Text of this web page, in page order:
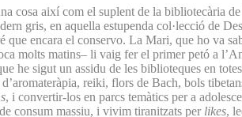
cosa així com el suplent de la bibliotecària
gris, en aquella estupenda col·lecció de
que encara el conservo. La Mari, que ho va
molts matins– li vaig fer el primer petó a
he sigut un assidu de les biblioteques en
reiki, flors de Bach, bols
, i convertir-los en parcs temàtics per a
consum massiu, i vivim tiranitzats per likes,